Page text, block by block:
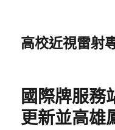
高校近視雷射
國際牌服務
更新並高雄